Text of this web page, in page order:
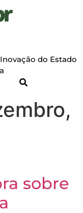
do Estado
sobre